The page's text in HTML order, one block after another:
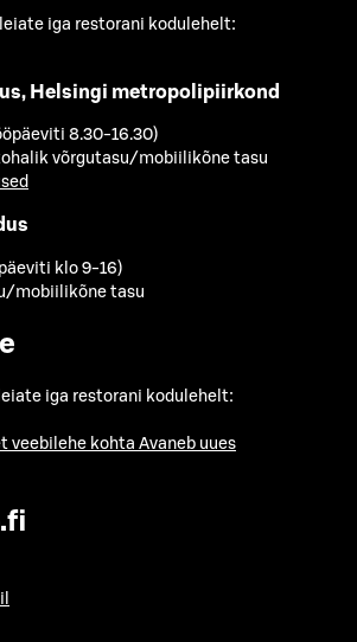
iga restorani kodulehelt:
Helsingi metropolipiirkond
8.30-16.30)
võrgutasu/mobiilikõne tasu
klo 9-16)
mobiilikõne tasu
iga restorani kodulehelt:
veebilehe kohta Avaneb uues